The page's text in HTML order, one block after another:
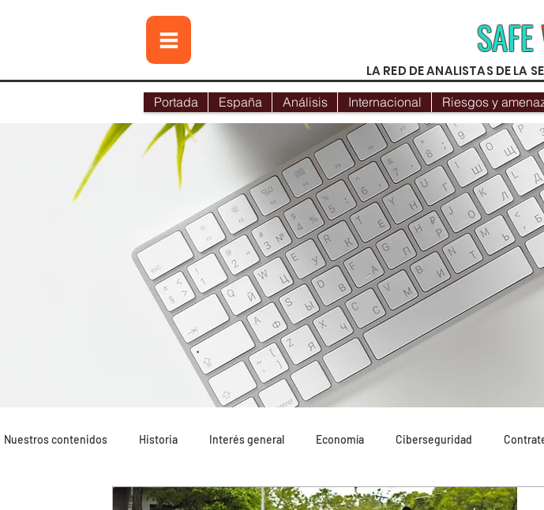
SAFE
LA RED DE ANALISTAS DE LA
Portada España Análisis Internacional Riesgos y
Nuestros contenidos Historia Interés general Economía Ciberseguridad
Opinión Mundo Hispano Lo más leído Tecnología Destacado